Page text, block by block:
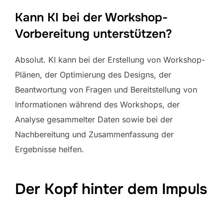
Kann KI bei der Workshop-
Vorbereitung unterstützen?
Absolut. KI kann bei der Erstellung von Workshop-
Plänen, der Optimierung des Designs, der
Beantwortung von Fragen und Bereitstellung von
Informationen während des Workshops, der
Analyse gesammelter Daten sowie bei der
Nachbereitung und Zusammenfassung der
Ergebnisse helfen.
Der Kopf hinter dem Impuls